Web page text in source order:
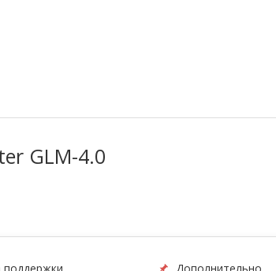
GLM-4.0